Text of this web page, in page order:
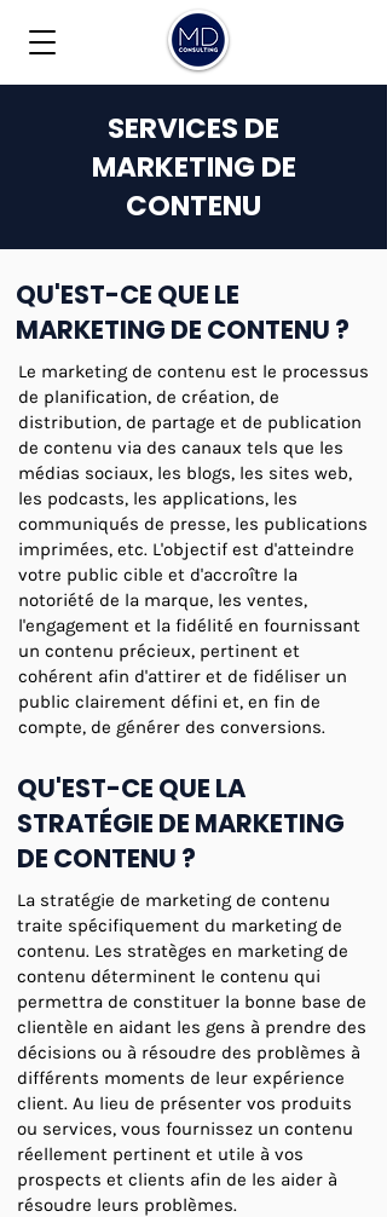
SERVICES DE
MARKETING DE
CONTENU
QU'EST-CE QUE LE
MARKETING DE CONTENU ?
Le marketing de contenu est le processus
de planification, de création, de
distribution, de partage et de publication
de contenu via des canaux tels que les
médias sociaux, les blogs, les sites web,
les podcasts, les applications, les
communiqués de presse, les publications
imprimées, etc. L'objectif est d'atteindre
votre public cible et d'accroître la
notoriété de la marque, les ventes,
l'engagement et la fidélité en fournissant
un contenu précieux, pertinent et
cohérent afin d'attirer et de fidéliser un
public clairement défini et, en fin de
compte, de générer des conversions.
QU'EST-CE QUE LA
STRATÉGIE DE MARKETING
DE CONTENU ?
La stratégie de marketing de contenu
traite spécifiquement du marketing de
contenu. Les stratèges en marketing de
contenu déterminent le contenu qui
permettra de constituer la bonne base de
clientèle en aidant les gens à prendre des
décisions ou à résoudre des problèmes à
différents moments de leur expérience
client. Au lieu de présenter vos produits
ou services, vous fournissez un contenu
réellement pertinent et utile à vos
prospects et clients afin de les aider à
résoudre leurs problèmes.